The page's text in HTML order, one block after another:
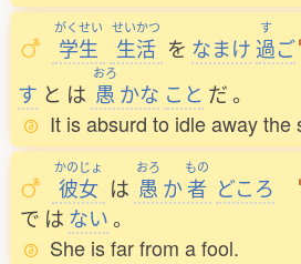
がくせい
学生
せいかつ
生活 を なまけ
す
過ご
す と は
おろ
愚 かな こと だ。
It is absurd to idle away the
かのじょ
彼女 は
おろ
愚 か
もの
者 どころ
で は ない。
She is far from a fool.